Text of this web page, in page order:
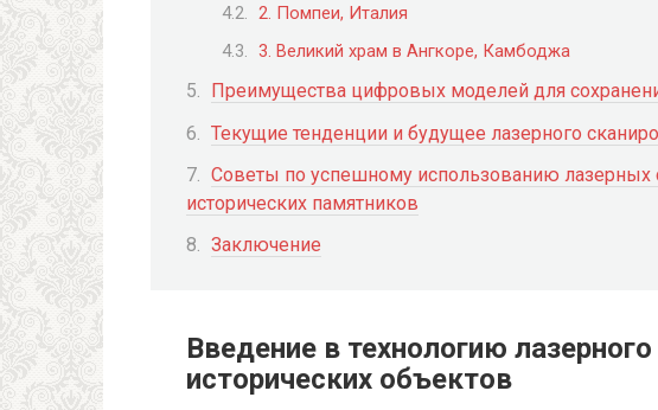
2. Помпеи, Италия
3. Великий храм в Ангкоре, Камбоджа
Преимущества цифровых моделей для
Текущие тенденции и будущее лазерного
Советы по успешному использованию лазерных
исторических памятников
Заключение
Введение в технологию
исторических объектов